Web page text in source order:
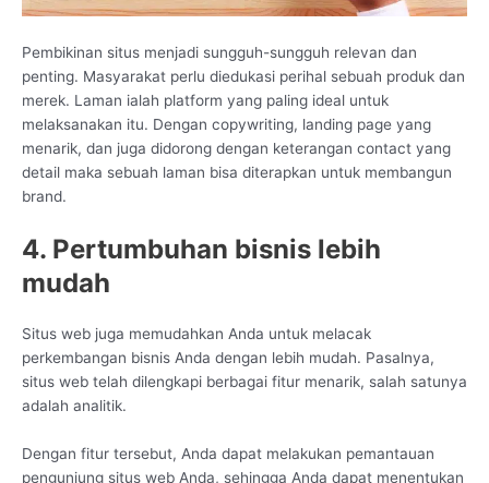
Pembikinan situs menjadi sungguh-sungguh relevan dan
penting. Masyarakat perlu diedukasi perihal sebuah produk dan
merek. Laman ialah platform yang paling ideal untuk
melaksanakan itu. Dengan copywriting, landing page yang
menarik, dan juga didorong dengan keterangan contact yang
detail maka sebuah laman bisa diterapkan untuk membangun
brand.
4. Pertumbuhan bisnis lebih
mudah
Situs web juga memudahkan Anda untuk melacak
perkembangan bisnis Anda dengan lebih mudah. Pasalnya,
situs web telah dilengkapi berbagai fitur menarik, salah satunya
adalah analitik.
Dengan fitur tersebut, Anda dapat melakukan pemantauan
pengunjung situs web Anda, sehingga Anda dapat menentukan